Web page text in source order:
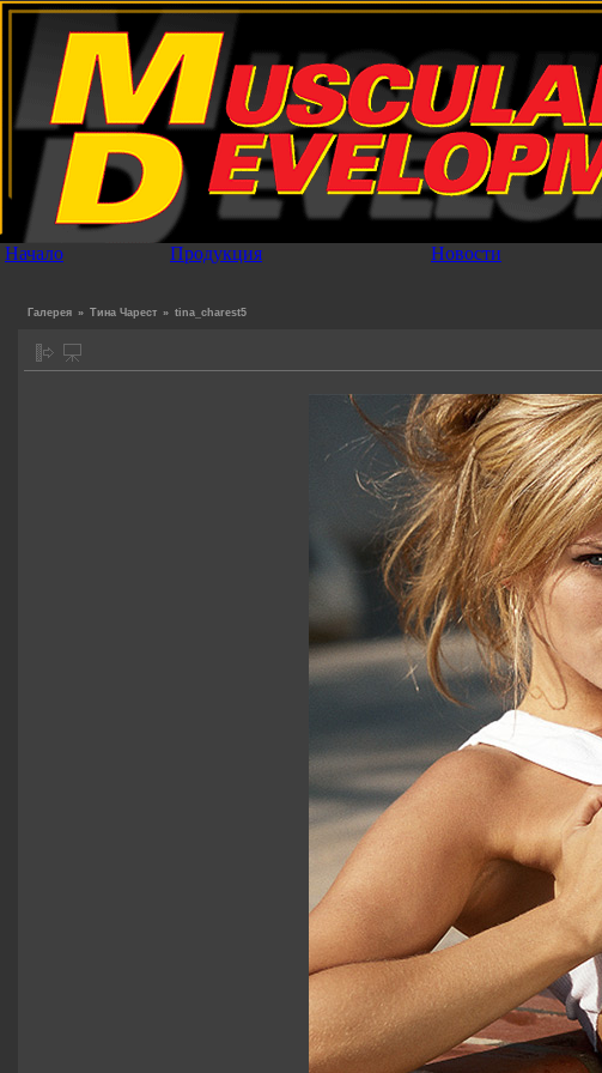
Начало Продукция Новости
Галерея » Тина Чарест » tina_charest5